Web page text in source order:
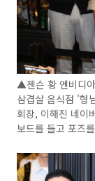
▲젠슨 황 엔비디
삼겹살 음식점 '형
회장, 이해진 네이
보드를 들고 포즈